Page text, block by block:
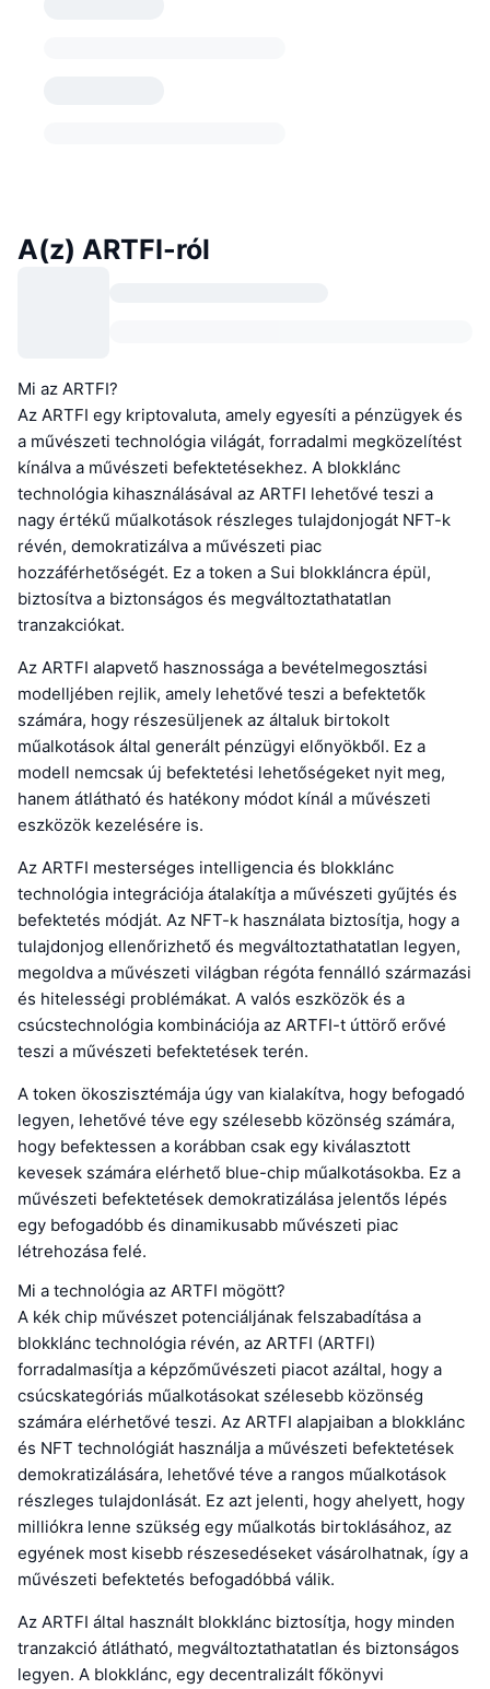
A(z) ARTFI-ról
Mi az ARTFI?
Az ARTFI egy kriptovaluta, amely egyesíti a pénzügyek és
a művészeti technológia világát, forradalmi megközelítést
kínálva a művészeti befektetésekhez. A blokklánc
technológia kihasználásával az ARTFI lehetővé teszi a
nagy értékű műalkotások részleges tulajdonjogát NFT-k
révén, demokratizálva a művészeti piac
hozzáférhetőségét. Ez a token a Sui blokkláncra épül,
biztosítva a biztonságos és megváltoztathatatlan
tranzakciókat.
Az ARTFI alapvető hasznossága a bevételmegosztási
modelljében rejlik, amely lehetővé teszi a befektetők
számára, hogy részesüljenek az általuk birtokolt
műalkotások által generált pénzügyi előnyökből. Ez a
modell nemcsak új befektetési lehetőségeket nyit meg,
hanem átlátható és hatékony módot kínál a művészeti
eszközök kezelésére is.
Az ARTFI mesterséges intelligencia és blokklánc
technológia integrációja átalakítja a művészeti gyűjtés és
befektetés módját. Az NFT-k használata biztosítja, hogy a
tulajdonjog ellenőrizhető és megváltoztathatatlan legyen,
megoldva a művészeti világban régóta fennálló származási
és hitelességi problémákat. A valós eszközök és a
csúcstechnológia kombinációja az ARTFI-t úttörő erővé
teszi a művészeti befektetések terén.
A token ökoszisztémája úgy van kialakítva, hogy befogadó
legyen, lehetővé téve egy szélesebb közönség számára,
hogy befektessen a korábban csak egy kiválasztott
kevesek számára elérhető blue-chip műalkotásokba. Ez a
művészeti befektetések demokratizálása jelentős lépés
egy befogadóbb és dinamikusabb művészeti piac
létrehozása felé.
Mi a technológia az ARTFI mögött?
A kék chip művészet potenciáljának felszabadítása a
blokklánc technológia révén, az ARTFI (ARTFI)
forradalmasítja a képzőművészeti piacot azáltal, hogy a
csúcskategóriás műalkotásokat szélesebb közönség
számára elérhetővé teszi. Az ARTFI alapjaiban a blokklánc
és NFT technológiát használja a művészeti befektetések
demokratizálására, lehetővé téve a rangos műalkotások
részleges tulajdonlását. Ez azt jelenti, hogy ahelyett, hogy
milliókra lenne szükség egy műalkotás birtoklásához, az
egyének most kisebb részesedéseket vásárolhatnak, így a
művészeti befektetés befogadóbbá válik.
Az ARTFI által használt blokklánc biztosítja, hogy minden
tranzakció átlátható, megváltoztathatatlan és biztonságos
legyen. A blokklánc, egy decentralizált főkönyvi